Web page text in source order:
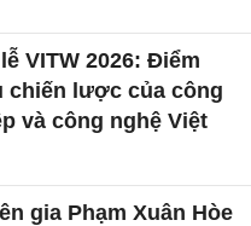
VITW 2026: Điểm
chiến lược của công
và công nghệ Việt
gia Phạm Xuân Hòe